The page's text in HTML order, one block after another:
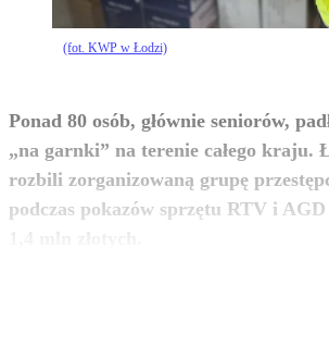
(fot. KWP w Łodzi)
Ponad 80 osób, głównie seniorów,
„na garnki” na terenie całego kraju.
rozbili zorganizowaną grupę
podczas pokazów sprzętu RTV i AGD
zobacz